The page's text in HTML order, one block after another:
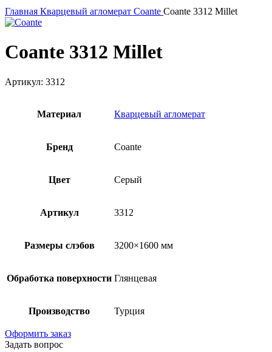
Главная Кварцевый агломерат Coante Coante 3312 Millet
Coante 3312 Millet
Артикул: 3312
Материал Кварцевый агломерат
Бренд Coante
Цвет Серый
Артикул 3312
Размеры слэбов 3200×1600 мм
Обработка поверхности Глянцевая
Производство Турция
Оформить заказ
Задать вопрос